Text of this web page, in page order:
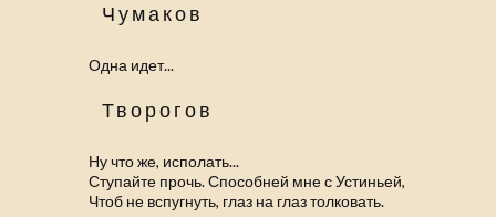
Чумаков
Одна идет...
Творогов
Ну что же, исполать...
Ступайте прочь. Способней мне с Устиньей,
Чтоб не вспугнуть, глаз на глаз толковать.